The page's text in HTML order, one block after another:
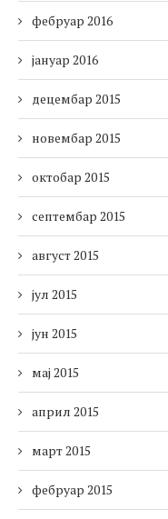
фебруар 2016
јануар 2016
децембар 2015
новембар 2015
октобар 2015
септембар 2015
август 2015
јул 2015
јун 2015
мај 2015
април 2015
март 2015
фебруар 2015